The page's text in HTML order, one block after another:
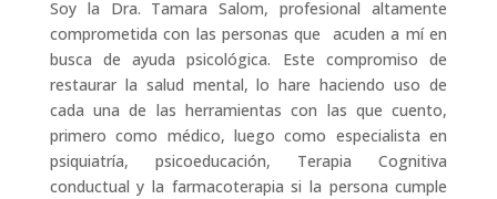
Soy la Dra. Tamara Salom, profesional altamente
comprometida con las personas que acuden a mí en
busca de ayuda psicológica. Este compromiso de
restaurar la salud mental, lo hare haciendo uso de
cada una de las herramientas con las que cuento,
primero como médico, luego como especialista en
psiquiatría, psicoeducación, Terapia Cognitiva
conductual y la farmacoterapia si la persona cumple